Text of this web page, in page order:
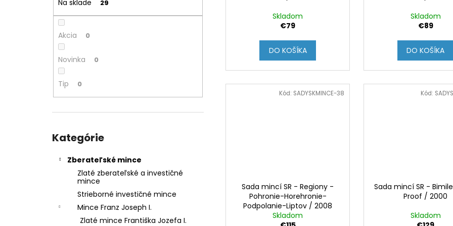
Na sklade 29
Akcia 0
Novinka 0
Tip 0
kategórie
Kategórie
Zberateľské mince
Zlaté zberateľské a investičné
mince
Strieborné investičné mince
Mince Franz Joseph I.
Zlaté mince Františka Jozefa I.
Skladom
€79
DO KOŠÍKA
Skladom
€89
DO KOŠÍKA
Sada mincí SR - Regiony -
Pohronie-Horehronie-
Podpolanie-Liptov / 2008
Skladom
Kód: SADYSKMINCE-38
Sada mincí SR -
Proof / 2000
Skladom
Kód: